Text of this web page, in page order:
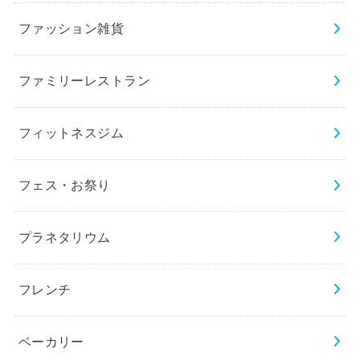
ファッション雑貨
ファミリーレストラン
フィットネスジム
フェス・お祭り
プラネタリウム
フレンチ
ベーカリー